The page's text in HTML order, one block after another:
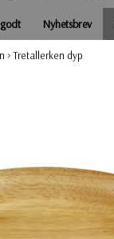
Nyhetsbrev
>Tretallerken dyp